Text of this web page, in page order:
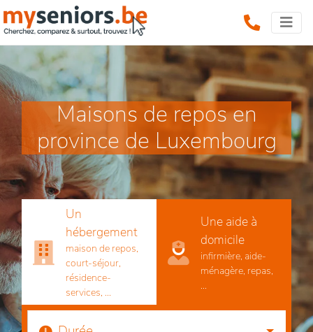
Maisons de repos en
province de Luxembourg
Un
hébergement
maison de repos,
court-séjour,
résidence-
services, ...
Une aide à
domicile
infirmière, aide-
ménagère, repas,
...